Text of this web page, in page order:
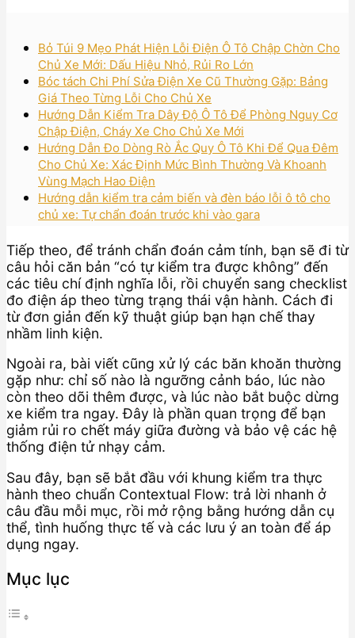
Bỏ Túi 9 Mẹo Phát Hiện Lỗi Điện Ô Tô Chập Chờn Cho
Chủ Xe Mới: Dấu Hiệu Nhỏ, Rủi Ro Lớn
Bóc tách Chi Phí Sửa Điện Xe Cũ Thường Gặp: Bảng
Giá Theo Từng Lỗi Cho Chủ Xe
Hướng Dẫn Kiểm Tra Dây Độ Ô Tô Để Phòng Nguy Cơ
Chập Điện, Cháy Xe Cho Chủ Xe Mới
Hướng Dẫn Đo Dòng Rò Ắc Quy Ô Tô Khi Để Qua Đêm
Cho Chủ Xe: Xác Định Mức Bình Thường Và Khoanh
Vùng Mạch Hao Điện
Hướng dẫn kiểm tra cảm biến và đèn báo lỗi ô tô cho
chủ xe: Tự chẩn đoán trước khi vào gara
Tiếp theo, để tránh chẩn đoán cảm tính, bạn sẽ đi từ
câu hỏi căn bản “có tự kiểm tra được không” đến
các tiêu chí định nghĩa lỗi, rồi chuyển sang checklist
đo điện áp theo từng trạng thái vận hành. Cách đi
từ đơn giản đến kỹ thuật giúp bạn hạn chế thay
nhầm linh kiện.
Ngoài ra, bài viết cũng xử lý các băn khoăn thường
gặp như: chỉ số nào là ngưỡng cảnh báo, lúc nào
còn theo dõi thêm được, và lúc nào bắt buộc dừng
xe kiểm tra ngay. Đây là phần quan trọng để bạn
giảm rủi ro chết máy giữa đường và bảo vệ các hệ
thống điện tử nhạy cảm.
Sau đây, bạn sẽ bắt đầu với khung kiểm tra thực
hành theo chuẩn Contextual Flow: trả lời nhanh ở
câu đầu mỗi mục, rồi mở rộng bằng hướng dẫn cụ
thể, tình huống thực tế và các lưu ý an toàn để áp
dụng ngay.
Mục lục